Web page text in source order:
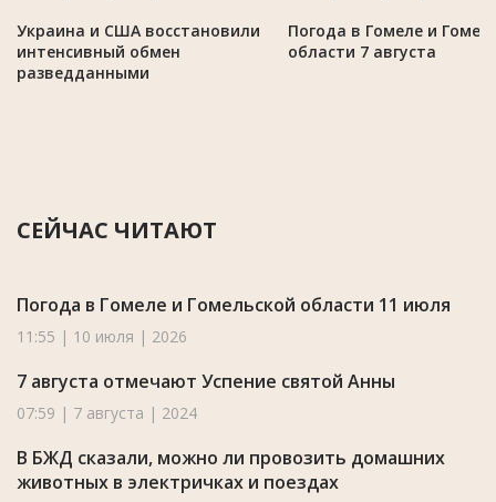
Украина и США восстановили
интенсивный обмен
разведданными
Погода в Гомеле и
области 7 августа
СЕЙЧАС ЧИТАЮТ
Погода в Гомеле и Гомельской области 11 июля
11:55 | 10 июля | 2026
7 августа отмечают Успение святой Анны
07:59 | 7 августа | 2024
В БЖД сказали, можно ли провозить домашних
животных в электричках и поездах